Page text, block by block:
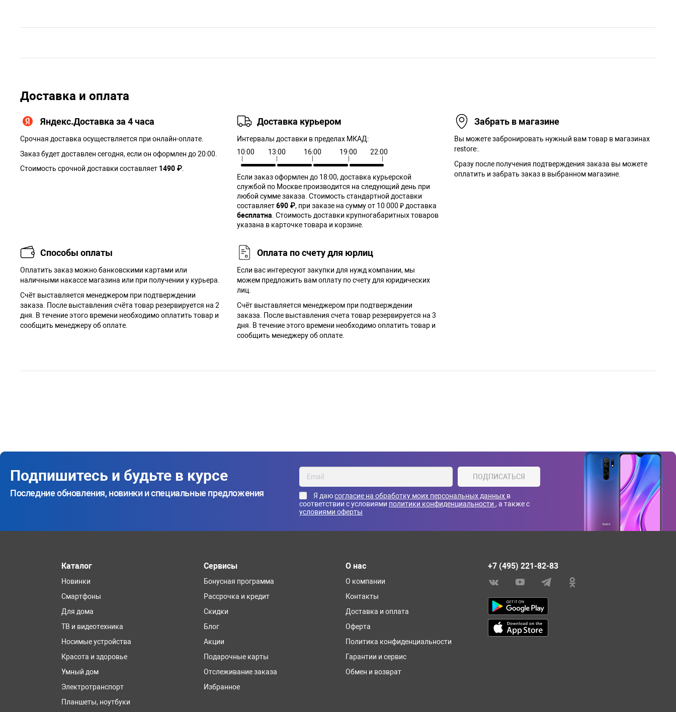
Доставка и оплата
Яндекс.Доставка за 4 часа
Срочная доставка осуществляется при онлайн-оплате.
Заказ будет доставлен сегодня, если он оформлен до 20:00.
Стоимость срочной доставки составляет 1490 ₽
Доставка курьером
Интервалы доставки в пределах МКАД:
10:00
13:00 16:00 19:00 22:00
Если заказ оформлен до 18:00, доставка курьерской
службой по Москве производится на следующий день при
любой сумме заказа. Cтоимость стандартной доставки
составляет690 ₽, при заказе на сумму от 10 000 ₽ доставка
бесплатна . Стоимость доставки крупногабаритных товаров
указана в карточке товара и корзине.
Забрать в магазине
Вы можете забронировать нужный вам товар в магазинах
restore:.
Сразу после получения подтверждения заказа вы можете
оплатить и забрать заказ в выбранном магазине.
Способы оплаты
Оплатить заказ можно банковскими картами или
наличными накассе магазина или при получении у курьера.
Cчёт выставляется менеджером при подтверждении
заказа. После выставления счёта товар резервируется на 2
дня. В течение этого времени необходимо оплатить товар и
сообщить менеджеру об оплате.
Оплата по счету для юрлиц
Если вас интересуют закупки для нужд компании, мы
можем предложить вам оплату по счету для юридических
лиц.
Счёт выставляется менеджером при подтверждении
заказа. После выставления счета товар резервируется на 3
дня. В течение этого времени необходимо оплатить товар и
сообщить менеджеру об оплате.
Подпишитесь и будьте в курсе
Последние обновления, новинки и специальные предложения
ПОДПИСАТЬСЯ
Я даюсогласие на обработку моих персональных данных в
соответствии с условиями политики конфиденциальности , а также с
условиями оферты
Каталог
Новинки
Смартфоны
Для дома
ТВ и видеотехника
Носимые устройства
Красота и здоровье
Умный дом
Электротранспорт
Планшеты, ноутбуки
Сервисы
Бонусная программа
Рассрочка и кредит
Скидки
Блог
Акции
Подарочные карты
Отслеживание заказа
Избранное
О нас
О компании
Контакты
Доставка и оплата
Оферта
Политика конфиденциальности
Гарантии и сервис
Обмен и возврат
+7 (495) 221-82-83